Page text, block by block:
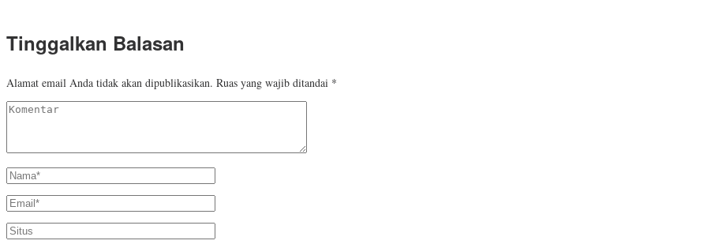
Tinggalkan Balasan
Alamat email Anda tidak akan dipublikasikan. Ruas yang wajib ditandai *